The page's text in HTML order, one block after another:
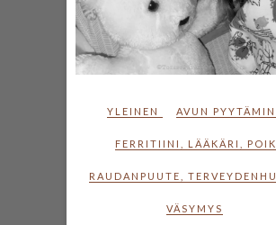
YLEINEN AVUN
FERRITIINI LÄÄKÄRI
RAUDANPUUTE
VÄSYMYS